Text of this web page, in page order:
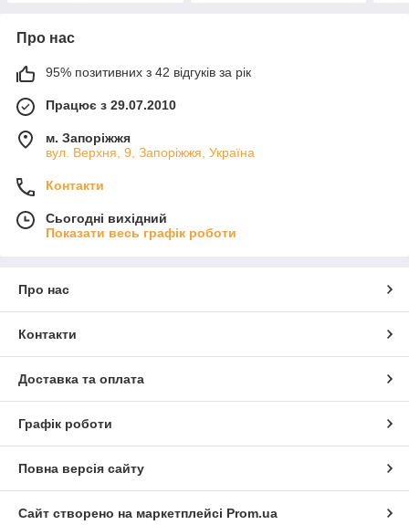
Про нас
95% позитивних з 42 відгуків за рік
Працює з 29.07.2010
м. Запоріжжя
вул. Верхня, 9, Запоріжжя, Україна
Контакти
Сьогодні вихідний
Показати весь графік роботи
Про нас
Контакти
Доставка та оплата
Графік роботи
Повна версія сайту
Сайт створено на маркетплейсі Prom.ua